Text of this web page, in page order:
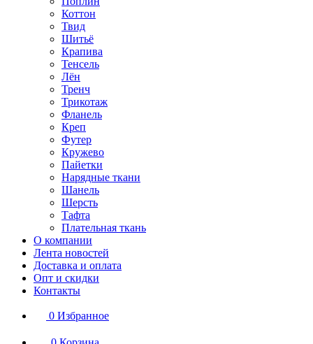
Коттон
Твид
Шитьё
Крапива
Тенсель
Лён
Тренч
Трикотаж
Фланель
Креп
Футер
Кружево
Пайетки
Нарядные ткани
Шанель
Шерсть
Тафта
Плательная ткань
О компании
Лента новостей
Доставка и оплата
Опт и скидки
Контакты
0 Избранное